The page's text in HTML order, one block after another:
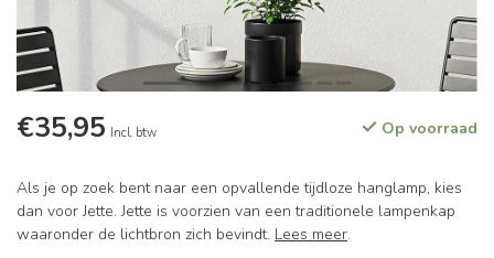
€35,95 Incl. btw Op voorraad
Als je op zoek bent naar een opvallende tijdloze hanglamp, kies
dan voor Jette. Jette is voorzien van een traditionele lampenkap
waaronder de lichtbron zich bevindt. Lees meer.